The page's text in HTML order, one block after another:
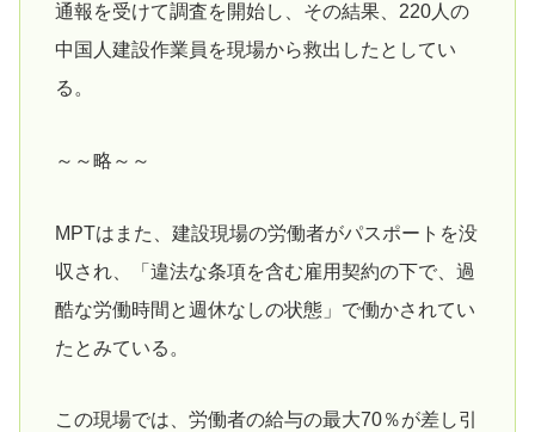
通報を受けて調査を開始し、その結果、220人の
中国人建設作業員を現場から救出したとしてい
る。
～～略～～
MPTはまた、建設現場の労働者がパスポートを没
収され、「違法な条項を含む雇用契約の下で、過
酷な労働時間と週休なしの状態」で働かされてい
たとみている。
この現場では、労働者の給与の最大70％が差し引